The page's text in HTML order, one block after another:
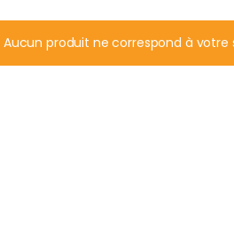
Aucun produit ne correspond à votre